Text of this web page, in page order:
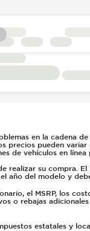
en la cadena
precios pueden
de vehículos en
realizar su compra.
año del modelo y
el MSRP, los
o rebajas
estatales y